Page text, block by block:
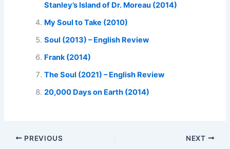
Stanley’s Island of Dr. Moreau (2014)
My Soul to Take (2010)
Soul (2013) – English Review
Frank (2014)
The Soul (2021) – English Review
20,000 Days on Earth (2014)
PREVIOUS NEXT